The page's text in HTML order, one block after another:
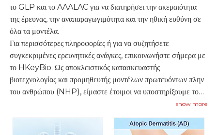
το GLP και το AAALAC για να διατηρήσει την ακεραιότητα
της έρευνας, την αναπαραγωγιμότητα και την ηθική ευθύνη σε
όλα τα μοντέλα.
Για περισσότερες πληροφορίες ή για να συζητήσετε
συγκεκριμένες ερευνητικές ανάγκες, επικοινωνήστε σήμερα με
το HKeyBio. Ως αποκλειστικός κατασκευαστής
βιοτεχνολογίας και προμηθευτής μοντέλων πρωτευόντων πλην
του ανθρώπου (NHP), είμαστε έτοιμοι να υποστηρίξουμε το
show more